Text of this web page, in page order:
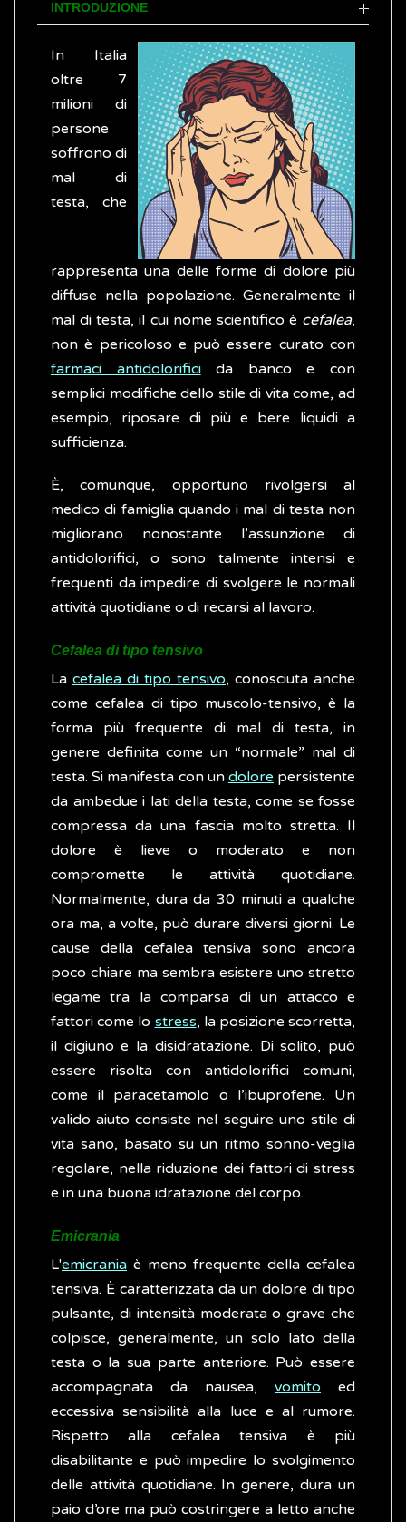
INTRODUZIONE
In Italia
oltre 7
milioni di
persone
soffrono di
mal di
testa, che
rappresenta una delle forme di dolore più
diffuse nella popolazione. Generalmente il
mal di testa, il cui nome scientifico è cefalea,
non è pericoloso e può essere curato con
farmaci antidolorificida banco e con
semplici modifiche dello stile di vita come, ad
esempio, riposare di più e bere liquidi a
sufficienza.
È, comunque, opportuno rivolgersi al
medico di famiglia quando i mal di testa non
migliorano nonostante l’assunzione di
antidolorifici, o sono talmente intensi e
frequenti da impedire di svolgere le normali
attività quotidiane o di recarsi al lavoro.
Cefalea di tipo tensivo
La cefalea di tipo tensivo, conosciuta anche
come cefalea di tipo muscolo-tensivo, è la
forma più frequente di mal di testa, in
genere definita come un “normale” mal di
testa. Si manifesta con un dolore persistente
da ambedue i lati della testa, come se fosse
compressa da una fascia molto stretta. Il
dolore è lieve o moderato e non
compromette le attività quotidiane.
Normalmente, dura da 30 minuti a qualche
ora ma, a volte, può durare diversi giorni. Le
cause della cefalea tensiva sono ancora
poco chiare ma sembra esistere uno stretto
legame tra la comparsa di un attacco e
fattori come lo stress, la posizione scorretta,
il digiuno e la disidratazione. Di solito, può
essere risolta con antidolorifici comuni,
come il paracetamolo o l’ibuprofene. Un
valido aiuto consiste nel seguire uno stile di
vita sano, basato su un ritmo sonno-veglia
regolare, nella riduzione dei fattori di stress
e in una buona idratazione del corpo.
Emicrania
L'emicrania è meno frequente della cefalea
tensiva. È caratterizzata da un dolore di tipo
pulsante, di intensità moderata o grave che
colpisce, generalmente, un solo lato della
testa o la sua parte anteriore. Può essere
accompagnata da nausea, vomito ed
eccessiva sensibilità alla luce e al rumore.
Rispetto alla cefalea tensiva è più
disabilitante e può impedire lo svolgimento
delle attività quotidiane. In genere, dura un
paio d’ore ma può costringere a letto anche